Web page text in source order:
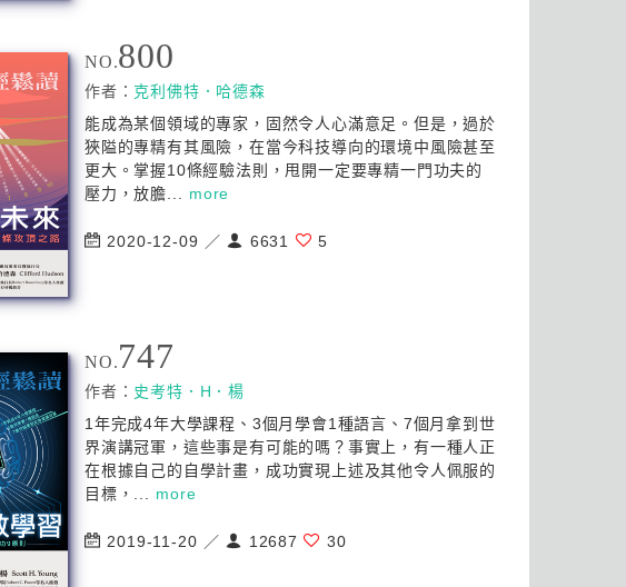
NO.800
作者： 克利佛特．哈德森
能成為某個領域的專家，固然令人心滿意足。但是，過於
狹隘的專精有其風險，在當今科技導向的環境中風險甚至
更大。掌握10條經驗法則，甩開一定要專精一門功夫的
壓力，放膽... more
2020-12-09 ／ 6631 5
NO.747
作者： 史考特．H．楊
1年完成4年大學課程、3個月學會1種語言、7個月拿到世
界演講冠軍，這些事是有可能的嗎？事實上，有一種人正
在根據自己的自學計畫，成功實現上述及其他令人佩服的
目標，... more
2019-11-20 ／ 12687 30